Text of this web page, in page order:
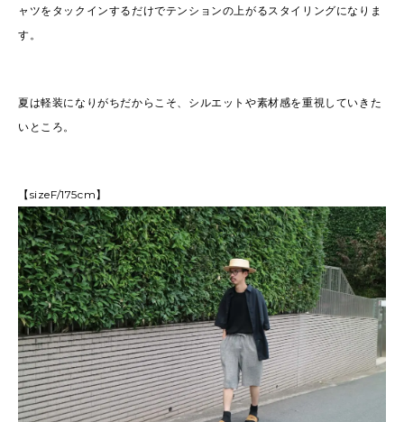
ャツをタックインするだけでテンションの上がるスタイリングになりま
す。
夏は軽装になりがちだからこそ、シルエットや素材感を重視していきた
いところ。
【sizeF/175cm】